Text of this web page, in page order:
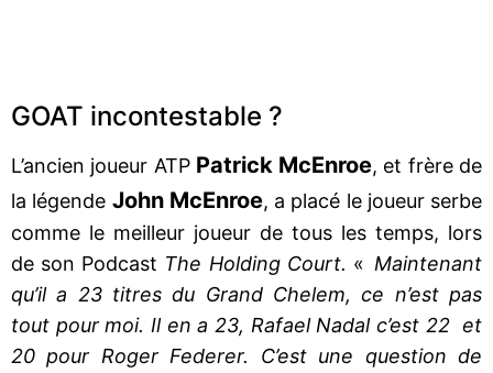
GOAT incontestable ?
L’ancien joueur ATP Patrick McEnroe, et frère de
la légende John McEnroe, a placé le joueur serbe
comme le meilleur joueur de tous les temps, lors
de son Podcast The Holding Court. « Maintenant
qu’il a 23 titres du Grand Chelem, ce n’est pas
tout pour moi. Il en a 23, Rafael Nadal c’est 22 et
20 pour Roger Federer. C’est une question de